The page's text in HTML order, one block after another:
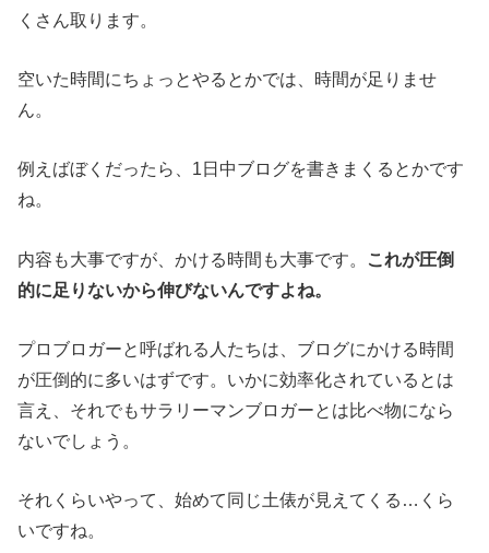
くさん取ります。
空いた時間にちょっとやるとかでは、時間が足りませ
ん。
例えばぼくだったら、1日中ブログを書きまくるとかです
ね。
内容も大事ですが、かける時間も大事です。 これが圧倒
的に足りないから伸びないんですよね。
プロブロガーと呼ばれる人たちは、ブログにかける時間
が圧倒的に多いはずです。いかに効率化されているとは
言え、それでもサラリーマンブロガーとは比べ物になら
ないでしょう。
それくらいやって、始めて同じ土俵が見えてくる…くら
いですね。